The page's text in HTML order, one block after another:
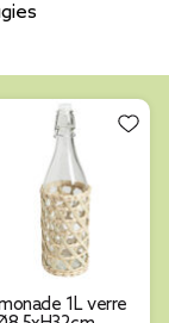
1L verre